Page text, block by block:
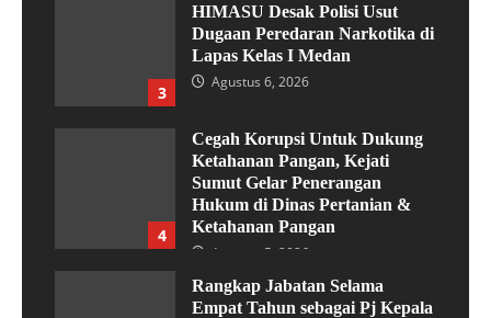
3
HIMASU Desak Polisi Usut
Dugaan Peredaran Narkotika di
Lapas Kelas I Medan
Agustus 6, 2026
4
Cegah Korupsi Untuk Dukung
Ketahanan Pangan, Kejati
Sumut Gelar Penerangan
Hukum di Dinas Pertanian &
Ketahanan Pangan
Agustus 5, 2026
Rangkap Jabatan Selama
Empat Tahun sebagai Pj Kepala